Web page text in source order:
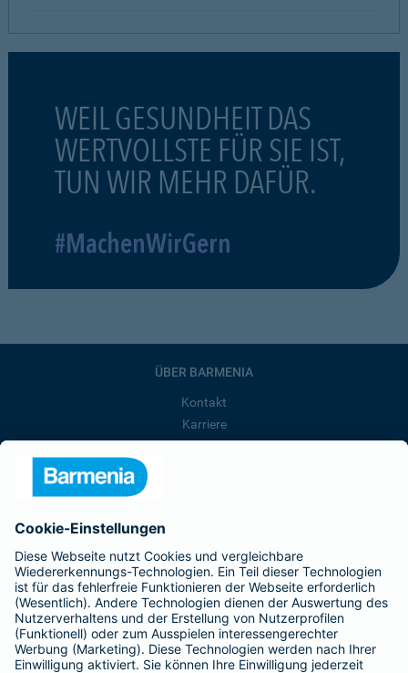
WEIL GESUNDHEIT DAS
WERTVOLLSTE FÜR SIE IST,
TUN WIR MEHR DAFÜR.
#MachenWirGern
ÜBER BARMENIA
Kontakt
Karriere
Barmenia ist Teil der BarmeniaGothaer
BELIEBTE SEITEN
Kranken-Zusatzversicherung
Tierversicherungen
Haftpflichtversicherung
Hausratversicherung